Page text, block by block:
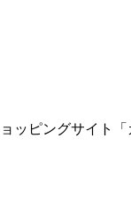
ッピングサイト